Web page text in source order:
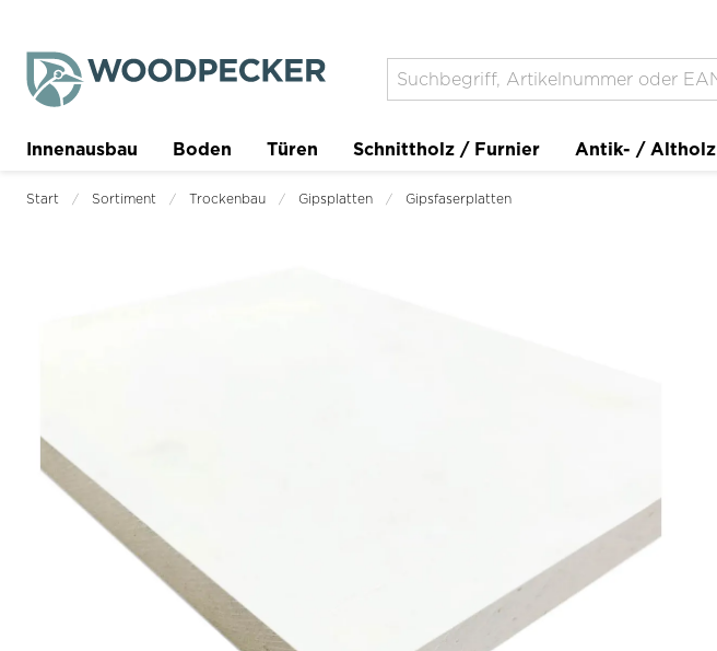
Innenausbau Boden Türen Schnittholz / Furnier Antik- / Altholz
Trockenbau Planer
Start Sortiment Trockenbau Gipsplatten Gipsfaserplatten